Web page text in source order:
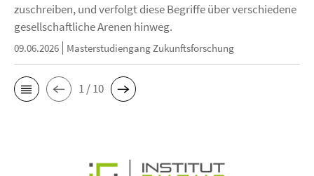
zuschreiben, und verfolgt diese Begriffe über verschiedene
gesellschaftliche Arenen hinweg.
09.06.2026 Masterstudiengang Zukunftsforschung
1 / 10